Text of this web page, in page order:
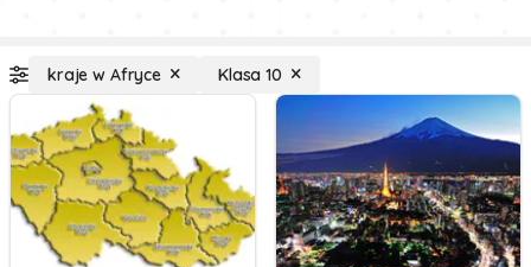
kraje w Afryce Klasa 10